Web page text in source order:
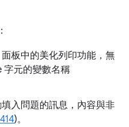
面板中的美化列印功能，無
字元的變數名稱
入問題的訊息，內容與非
)。